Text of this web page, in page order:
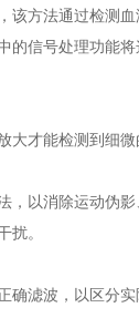
该方法通过检测
的信号处理功能
大才能检测到细微
，以消除运动伪
扰。
确滤波，以区分